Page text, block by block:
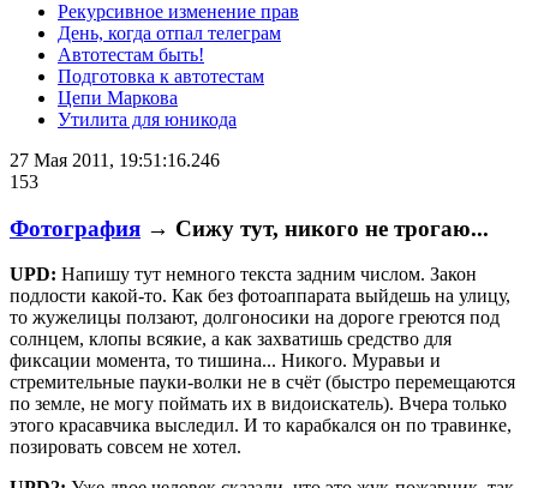
xelbot.ru
Рекурсивное изменение прав
День, когда отпал телеграм
Автотестам быть!
Подготовка к автотестам
Цепи Маркова
Утилита для юникода
27 Мая 2011, 19:51:16.246
153
Фотография → Сижу тут, никого не трогаю...
UPD: Напишу тут немного текста задним числом. Закон
подлости какой-то. Как без фотоаппарата выйдешь на улицу,
то жужелицы ползают, долгоносики на дороге греются под
солнцем, клопы всякие, а как захватишь средство для
фиксации момента, то тишина... Никого. Муравьи и
стремительные пауки-волки не в счёт (быстро перемещаются
по земле, не могу поймать их в видоискатель). Вчера только
этого красавчика выследил. И то карабкался он по травинке,
позировать совсем не хотел.